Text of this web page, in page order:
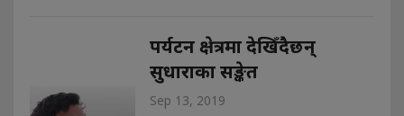
पर्यटन क्षेत्रमा देखिँदैछन्
सुधाराका सङ्केत
Sep 13, 2019